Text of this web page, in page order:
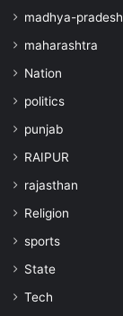
madhya-pradesh
maharashtra
Nation
politics
punjab
RAIPUR
rajasthan
Religion
sports
State
Tech